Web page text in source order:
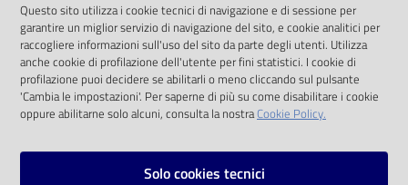
solo alle condizioni previste dalla direttiva
comunitaria 2003/98/CE e dal d.lgs. 36/2006
SOCIAL
Instagram
Questo sito utilizza i cookie tecnici di navigazione e di sessione per
garantire un miglior servizio di navigazione del sito, e cookie analitici per
raccogliere informazioni sull'uso del sito da parte degli utenti. Utilizza
anche cookie di profilazione dell'utente per fini statistici. I cookie di
profilazione puoi decidere se abilitarli o meno cliccando sul pulsante
'Cambia le impostazioni'. Per saperne di più su come disabilitare i cookie
oppure abilitarne solo alcuni, consulta la nostraCookie Policy.
Solo cookies tecnici